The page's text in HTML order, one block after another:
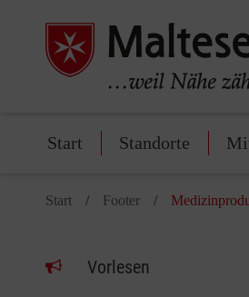
Start Standorte
Start Footer
Vorlesen